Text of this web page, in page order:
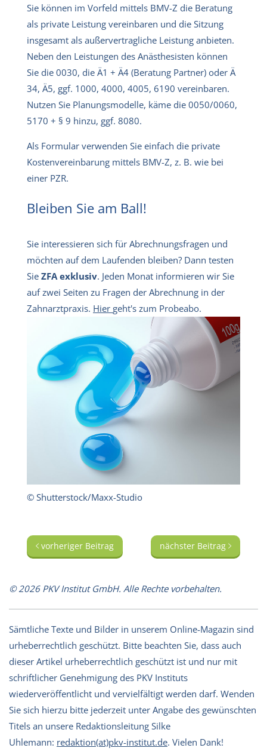
Sie können im Vorfeld mittels BMV-Z die Beratung
als private Leistung vereinbaren und die Sitzung
insgesamt als außervertragliche Leistung anbieten.
Neben den Leistungen des Anästhesisten können
Sie die 0030, die Ä1 + Ä4 (Beratung Partner) oder Ä
34, Ä5, ggf. 1000, 4000, 4005, 6190 vereinbaren.
Nutzen Sie Planungsmodelle, käme die 0050/0060,
5170 + § 9 hinzu, ggf. 8080.
Als Formular verwenden Sie einfach die private
Kostenvereinbarung mittels BMV-Z, z. B. wie bei
einer PZR.
Bleiben Sie am Ball!
Sie interessieren sich für Abrechnungsfragen und
möchten auf dem Laufenden bleiben? Dann testen
Sie ZFA exklusiv. Jeden Monat informieren wir Sie
auf zwei Seiten zu Fragen der Abrechnung in der
Zahnarztpraxis. Hier geht's zum Probeabo.
© Shutterstock/Maxx-Studio
vorheriger Beitrag nächster Beitrag
© 2026 PKV Institut GmbH. Alle Rechte vorbehalten.
Sämtliche Texte und Bilder in unserem Online-Magazin sind
urheberrechtlich geschützt. Bitte beachten Sie, dass auch
dieser Artikel urheberrechtlich geschützt ist und nur mit
schriftlicher Genehmigung des PKV Instituts
wiederveröffentlicht und vervielfältigt werden darf. Wenden
Sie sich hierzu bitte jederzeit unter Angabe des gewünschten
Titels an unsere Redaktionsleitung Silke
Uhlemann: redaktion(at)pkv-institut.de. Vielen Dank!